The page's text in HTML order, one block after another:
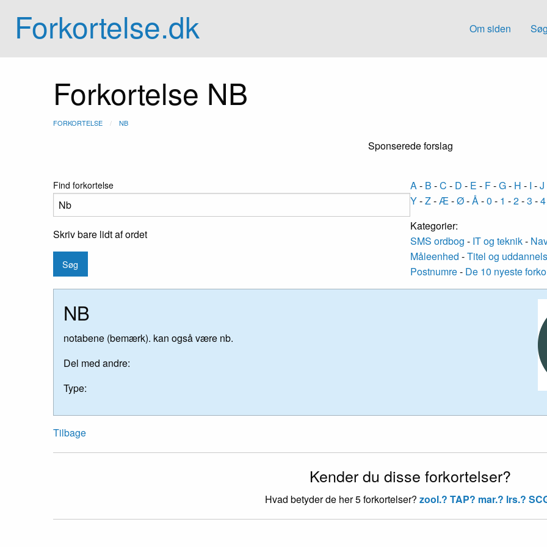
Forkortelse.dk Om siden
Forkortelse NB
FORKORTELSE NB
Sponserede forslag
Find forkortelse
Skriv bare lidt af ordet
A- B -C - D - E - F-G- H - I -J
Y-Z-Æ-Ø-Å-0 - 1 -2-3 -4
Kategorier:
SMS ordbog - IT og teknik-
Måleenhed -Titel og
Postnumre- De 10 nyeste
NB
notabene (bemærk). kan også være nb.
Del med andre:
Type:
Tilbage
Kender du disse forkortelser?
Hvad betyder de her 5 forkortelser? zool.? TAP? mar.? lrs.?